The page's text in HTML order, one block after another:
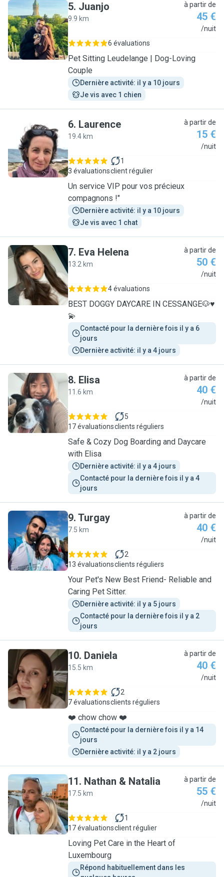
J
5. Juanjo
9.9 km
à partir de
45 €
/nuit
6 évaluations
Pet Sitting Leudelange | Dog-Loving
Couple
Dernière activité: il y a 10 jours
Je vis avec 1 chien
L
6. Laurence
19.4 km
à partir de
15 €
/nuit
3 évaluations
1
client régulier
Un service VIP pour vos précieux
compagnons !"
Dernière activité: il y a 10 jours
Je vis avec 1 chat
E
7. Eva Helena
13.2 km
à partir de
50 €
/nuit
4 évaluations
BEST DOGGY DAYCARE IN CESSANGE🐶♥️
💫
Contacté pour la dernière fois il y a 6
jours
Dernière activité: il y a 4 jours
E
8. Elisa
11.6 km
à partir de
40 €
/nuit
17 évaluations
5
clients réguliers
Safe & Cozy Dog Boarding and Daycare
with Elisa
Dernière activité: il y a 4 jours
Contacté pour la dernière fois il y a 4
jours
T
9. Turgay
7.5 km
à partir de
40 €
/nuit
13 évaluations
2
clients réguliers
Your Pet's New Best Friend- Reliable and
Caring Pet Sitter.
Dernière activité: il y a 5 jours
Contacté pour la dernière fois il y a 2
jours
D
10. Daniela
15.5 km
à partir de
40 €
/nuit
7 évaluations
2
clients réguliers
❤️ chow chow ❤️
Contacté pour la dernière fois il y a 14
jours
Dernière activité: il y a 2 jours
N
11. Nathan & Natalia
17.5 km
à partir de
55 €
/nuit
17 évaluations
1
client régulier
Loving Pet Care in the Heart of
Luxembourg
Répond habituellement dans les